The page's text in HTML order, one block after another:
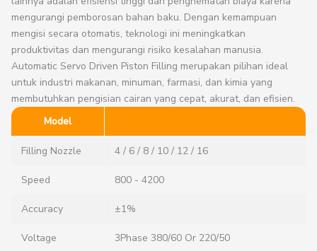
mengurangi pemborosan bahan baku. Dengan kemampuan
mengisi secara otomatis, teknologi ini meningkatkan
produktivitas dan mengurangi risiko kesalahan manusia.
Automatic Servo Driven Piston Filling merupakan pilihan ideal
untuk industri makanan, minuman, farmasi, dan kimia yang
membutuhkan pengisian cairan yang cepat, akurat, dan efisien.
Model
Filling Nozzle 4 / 6 / 8 / 10 / 12 / 16
Speed 800 - 4200
Accuracy ±1%
Voltage 3Phase 380/60 Or 220/50